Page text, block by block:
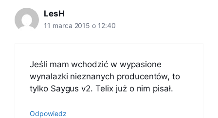
LesH
11 marca 2015 o 12:40
Jeśli mam wchodzić w wypasione
wynalazki nieznanych producentów, to
tylko Saygus v2. Telix już o nim pisał.
Odpowiedz